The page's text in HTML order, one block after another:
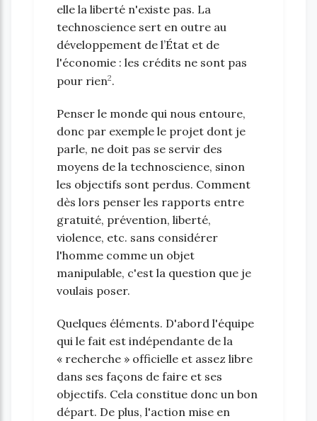
elle la liberté n'existe pas. La
technoscience sert en outre au
développement de l’État et de
l'économie : les crédits ne sont pas
pour rien2.
Penser le monde qui nous entoure,
donc par exemple le projet dont je
parle, ne doit pas se servir des
moyens de la technoscience, sinon
les objectifs sont perdus. Comment
dès lors penser les rapports entre
gratuité, prévention, liberté,
violence, etc. sans considérer
l'homme comme un objet
manipulable, c'est la question que je
voulais poser.
Quelques éléments. D'abord l'équipe
qui le fait est indépendante de la
« recherche » officielle et assez libre
dans ses façons de faire et ses
objectifs. Cela constitue donc un bon
départ. De plus, l'action mise en